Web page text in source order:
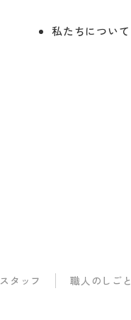
私たちについて
スタッフ 職人のしごと